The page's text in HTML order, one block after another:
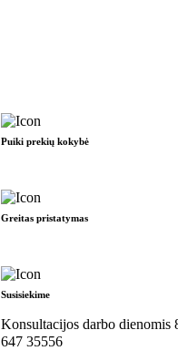
Puiki prekių kokybė
Greitas pristatymas
Susisiekime
Konsultacijos darbo dienomis
647 35556